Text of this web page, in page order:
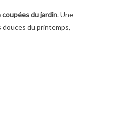
du jardin. Une
du printemps,